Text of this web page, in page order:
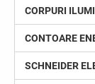
CORPURI
CONTOARE
SCHNEIDER